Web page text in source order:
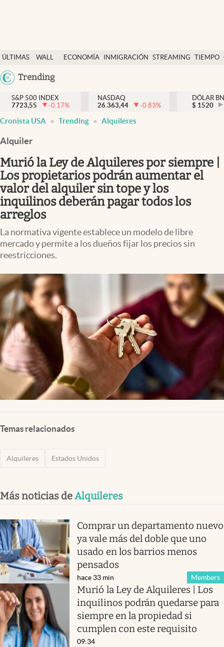
ÚLTIMAS
NOTICIAS
WALL
DÓLAR
ECONOMÍA INMIGRACIÓN STREAMING TIEMPO
México
Trending
Finanzas y economía
Wall Street y dólar
Inmigración
Espiritual
Streaming
PC y mobile
Lifestyle
USA
S&P 500 INDEX
7723,55
-0.17%
NASDAQ
26.363,44
-0.83%
DÓLAR
$ 1520
Cronista USA Trending Alquileres
Alquiler
Murió la Ley de Alquileres por siempre |
Los propietarios podrán aumentar el
valor del alquiler sin tope y los
inquilinos deberán pagar todos los
arreglos
La normativa vigente establece un modelo de libre
mercado y permite a los dueños fijar los precios sin
reestricciones.
Temas relacionados
Alquileres Estados Unidos
Más noticias deAlquileres
Comprar un departamento nuevo
ya vale más del doble que uno
usado en los barrios menos
pensados
Members
hace 33 min
Murió la Ley de Alquileres | Los
inquilinos podrán quedarse para
siempre en la propiedad si
cumplen con este requisito
09:34